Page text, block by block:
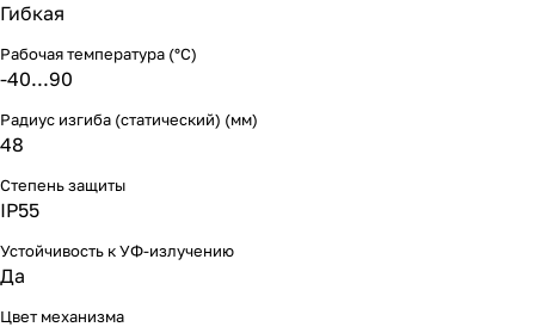
Гибкая
Рабочая температура (°C)
-40...90
Радиус изгиба (статический) (мм)
48
Степень защиты
IP55
Устойчивость к УФ-излучению
Да
Цвет механизма